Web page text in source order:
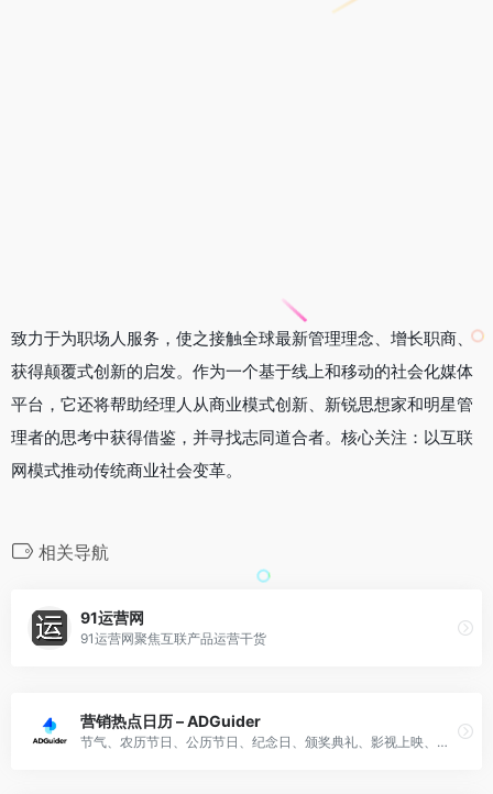
致力于为职场人服务，使之接触全球最新管理理念、增长职商、
获得颠覆式创新的启发。作为一个基于线上和移动的社会化媒体
平台，它还将帮助经理人从商业模式创新、新锐思想家和明星管
理者的思考中获得借鉴，并寻找志同道合者。核心关注：以互联
网模式推动传统商业社会变革。
相关导航
91运营网
91运营网聚焦互联产品运营干货
营销热点日历 – ADGuider
节气、农历节日、公历节日、纪念日、颁奖典礼、影视上映、重要事件 、大型展会、互联网热点营销热点案例集锦